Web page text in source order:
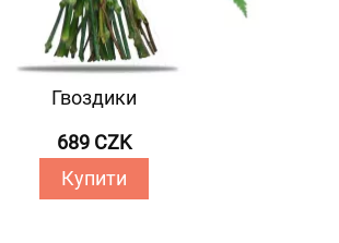
Гвоздики
689 CZK
Купити